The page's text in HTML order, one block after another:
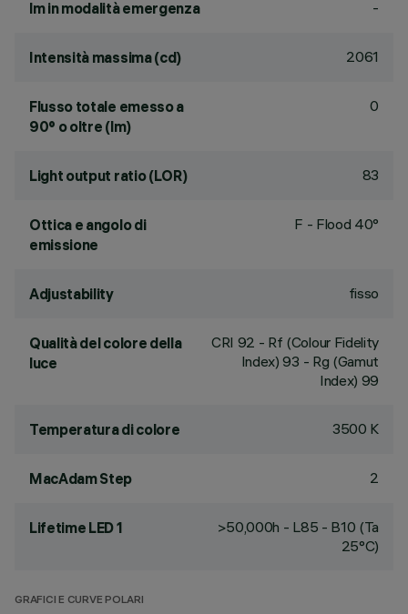
lm in modalità emergenza -
Intensità massima (cd) 2061
Flusso totale emesso a
90° o oltre (lm)
0
Light output ratio (LOR) 83
Ottica e angolo di
emissione
F - Flood 40°
Adjustability fisso
Qualità del colore della
luce
CRI 92 - Rf (Colour Fidelity
Index) 93 - Rg (Gamut
Index) 99
Temperatura di colore 3500 K
MacAdam Step 2
Lifetime LED 1
>50,000h - L85 - B10 (Ta
25°C)
GRAFICI E CURVE POLARI